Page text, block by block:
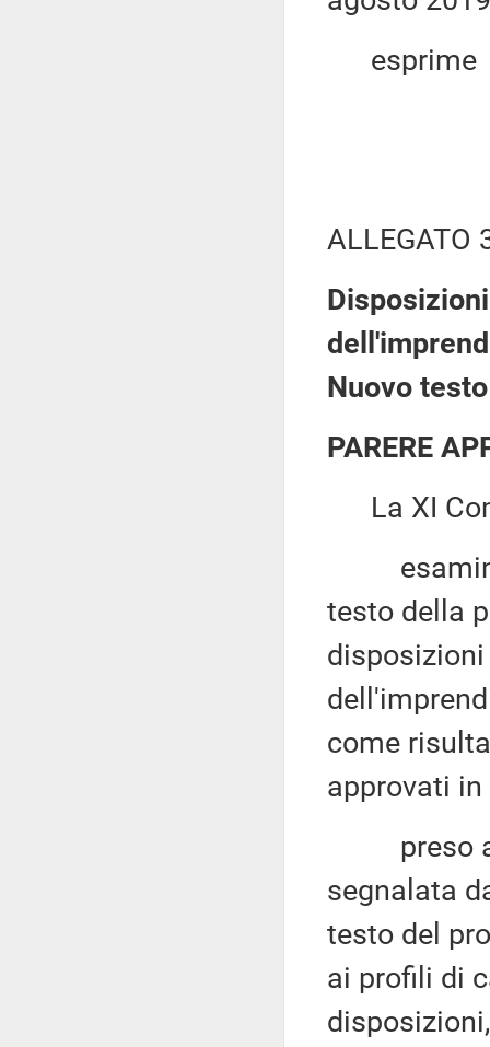
esprime
ALLEGATO
Nuovo
PARERE
La XI
testo della
come
approvati in
preso
segnalata
testo del
ai profili di